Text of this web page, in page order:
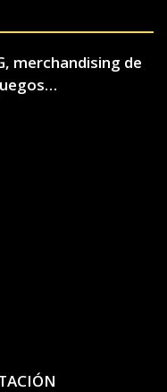
merchandising de